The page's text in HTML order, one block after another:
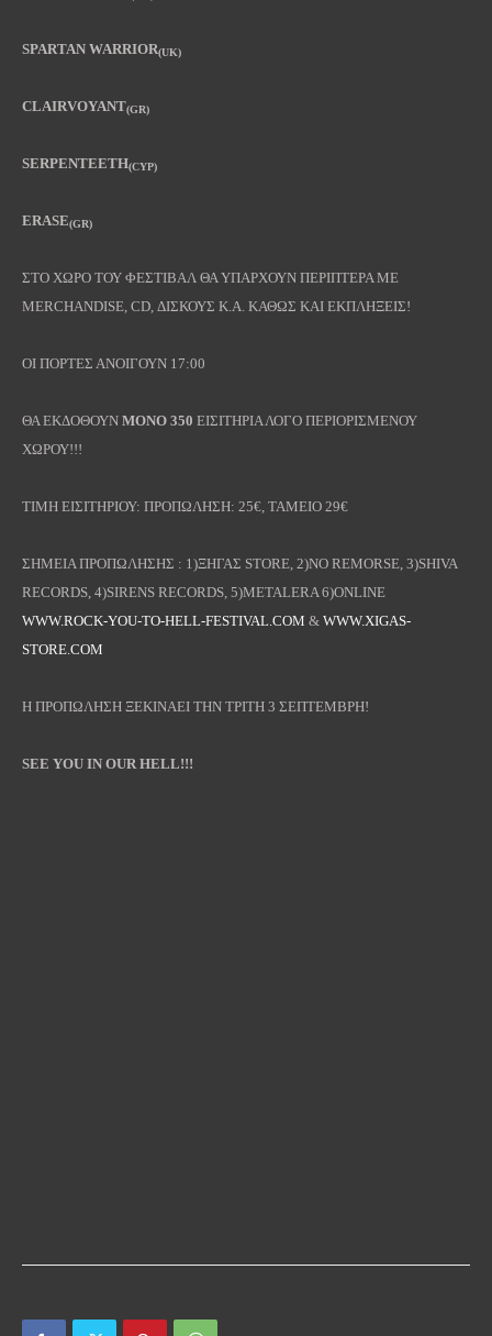
SPARTAN WARRIOR(UK)
CLAIRVOYANT(GR)
SERPENTEETH(CYP)
ERASE(GR)
ΣΤΟ ΧΩΡΟ ΤΟΥ ΦΕΣΤΙΒΑΛ ΘΑ ΥΠΑΡΧΟΥΝ ΠΕΡΙΠΤΕΡΑ ΜΕ
MERCHANDISE, CD, ΔΙΣΚΟΥΣ Κ.Α. ΚΑΘΩΣ ΚΑΙ ΕΚΠΛΗΞΕΙΣ!
ΟΙ ΠΟΡΤΕΣ ΑΝΟΙΓΟΥΝ 17:00
ΘΑ ΕΚΔΟΘΟΥΝ ΜΟΝΟ 350 ΕΙΣΙΤΗΡΙΑ ΛΟΓΟ ΠΕΡΙΟΡΙΣΜΕΝΟΥ
ΧΩΡΟΥ!!!
ΤΙΜΗ ΕΙΣΙΤΗΡΙΟΥ: ΠΡΟΠΩΛΗΣΗ: 25€, ΤΑΜΕΙΟ 29€
ΣΗΜΕΙΑ ΠΡΟΠΩΛΗΣΗΣ : 1)ΞΗΓΑΣ STORE, 2)NO REMORSE, 3)SHIVA
RECORDS, 4)SIRENS RECORDS, 5)METALERA 6)ONLINE
WWW.ROCK-YOU-TO-HELL-FESTIVAL.COM & WWW.XIGAS-
STORE.COM
H ΠΡΟΠΩΛΗΣΗ ΞΕΚΙΝΑΕΙ ΤΗΝ ΤΡΙΤΗ 3 ΣΕΠΤΕΜΒΡΗ!
SEE YOU IN OUR HELL!!!